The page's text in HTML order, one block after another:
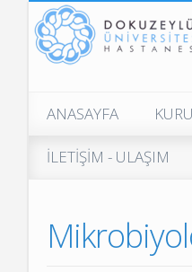
ANASAYFA
İLETİŞİM - ULAŞIM